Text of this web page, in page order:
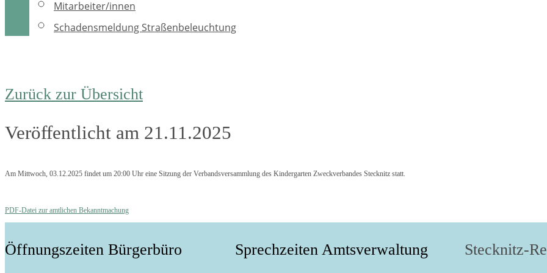
Mitarbeiter/innen
Schadensmeldung Straßenbeleuchtung
Zurück zur Übersicht
Veröffentlicht am 21.11.2025
Am Mittwoch, 03.12.2025 findet um 20:00 Uhr eine Sitzung der Verbandsversammlung des Kindergarten Zweckverbandes Stecknitz statt.
PDF-Datei zur amtlichen Bekanntmachung
Öffnungszeiten Bürgerbüro Sprechzeiten Amtsverwaltung Stecknitz-